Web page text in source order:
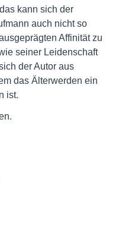
kann sich der
auch nicht so
Affinität zu
seiner Leidenschaft
der Autor aus
das Älterwerden ein
ist.